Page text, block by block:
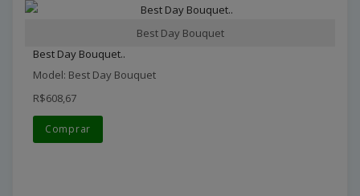
Best Day Bouquet
Best Day Bouquet..
Model: Best Day Bouquet
R$608,67
Comprar